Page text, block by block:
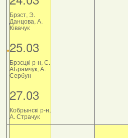
Брэст, Э.
Данцова, А.
Ківачук
25.03
Брэсцкі р-н, С.
АБрамчук, А.
Сербун
27.03
Кобрынскі р-н,
А. Страчук